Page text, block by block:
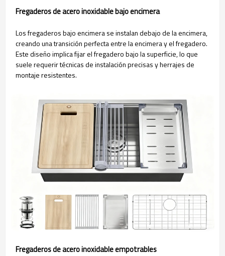
Fregaderos de acero inoxidable bajo encimera
Los fregaderos bajo encimera se instalan debajo de la encimera,
creando una transición perfecta entre la encimera y el fregadero.
Este diseño implica fijar el fregadero bajo la superficie, lo que
suele requerir técnicas de instalación precisas y herrajes de
montaje resistentes.
Fregaderos de acero inoxidable empotrables